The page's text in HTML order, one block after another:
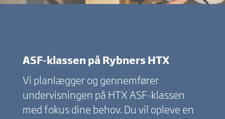
ASF-klassen på Rybners HTX
Vi planlægger og gennemfører
undervisningen på HTX ASF-klassen
med fokus dine behov. Du vil opleve en